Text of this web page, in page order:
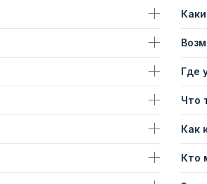
Где
Что
Как
Кто